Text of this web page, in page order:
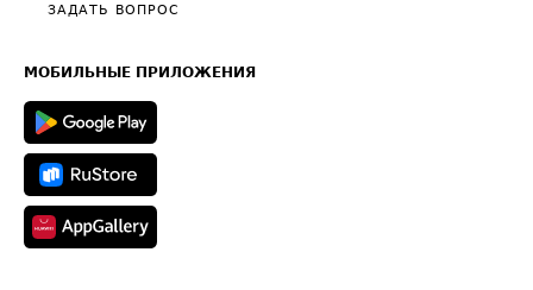
Общие положения
Техническая информация
ЗАДАТЬ ВОПРОС
МОБИЛЬНЫЕ ПРИЛОЖЕНИЯ